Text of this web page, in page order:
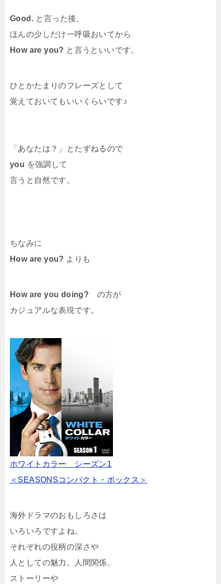
Good. と言った後、
ほんの少しだけ一呼吸おいてから
How are you? と言うといいです。
ひとかたまりのフレーズとして
覚えておいてもいいくらいです♪
「あなたは？」とたずねるので
you を強調して
言うと自然です。
ちなみに
How are you? よりも
How are you doing? の方が
カジュアルな表現です。
ホワイトカラー シーズン1
＜SEASONSコンパクト・ボックス＞
海外ドラマのおもしろさは
いろいろですよね。
それぞれの役柄の深さや
人としての魅力、人間関係、
ストーリーや